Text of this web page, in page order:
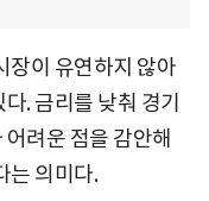
장이 유연하지 않아
. 금리를 낮춰 경기
려운 점을 감안해
는 의미다.